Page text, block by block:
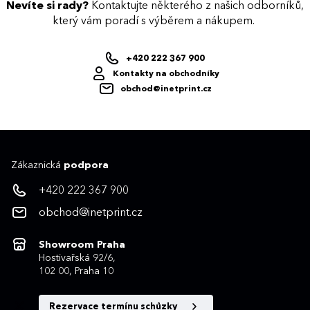
Nevíte si rady? Kontaktujte některého z našich odborníků,
který vám poradí s výběrem a nákupem.
+420 222 367 900
Kontakty na obchodníky
obchod@inetprint.cz
Zákaznická podpora
+420 222 367 900
obchod@inetprint.cz
Showroom Praha
Hostivařská 92/6,
102 00, Praha 10
Rezervace termínu schůzky